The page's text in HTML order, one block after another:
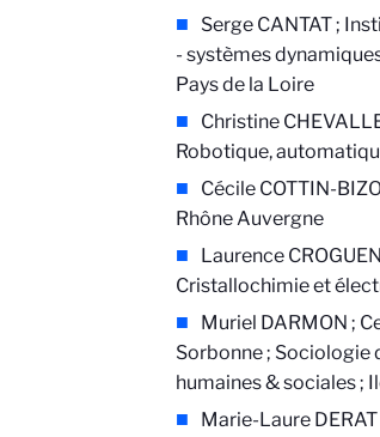
Serge CANTAT ;
- systèmes
Pays de la Loire
Christine
Robotique,
Cécile COTTIN-
Rhône Auvergne
Laurence
Cristallochimie et
Muriel DARMON ;
Sorbonne ; Sociologie
humaines & sociales ;
Marie-Laure